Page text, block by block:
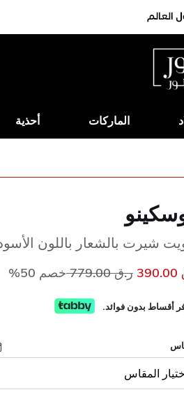
الماركات أحذية
شيرت بالشعار باللون
سعر مخفض من
ر.ق 779.00 إلى
خصم 50%
أقساط بدون فوائد.
المقاس